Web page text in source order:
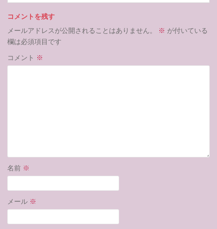
コメントを残す
メールアドレスが公開されることはありません。
※ が付いている
欄は必須項目です
コメント ※
名前 ※
メール ※